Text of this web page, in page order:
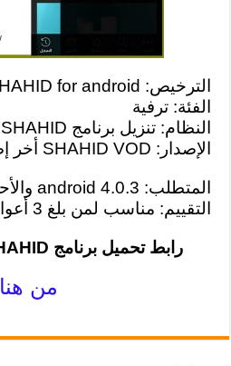
الترخيص: download SHAHID for android مجاني
الفئة: ترفية
النظام: تنزيل برنامج SHAHID للاندرويد
الإصدار: SHAHID VOD أخر إصدار 2019
المتطلب: android 4.0.3 والأحدث
التقييم: مناسب لمن بلغ 3 أعوام فما فوق
رابط تحميل برنامج SHAHID للاندرويد 2019
من هنا